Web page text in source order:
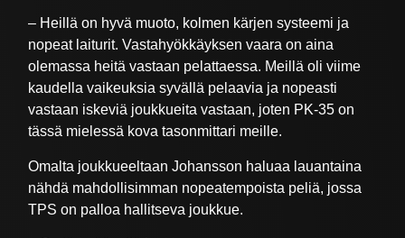
– Heillä on hyvä muoto, kolmen kärjen systeemi ja
nopeat laiturit. Vastahyökkäyksen vaara on aina
olemassa heitä vastaan pelattaessa. Meillä oli viime
kaudella vaikeuksia syvällä pelaavia ja nopeasti
vastaan iskeviä joukkueita vastaan, joten PK-35 on
tässä mielessä kova tasonmittari meille.
Omalta joukkueeltaan Johansson haluaa lauantaina
nähdä mahdollisimman nopeatempoista peliä, jossa
TPS on palloa hallitseva joukkue.